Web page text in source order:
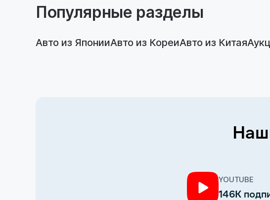
Популярные разделы
Авто из ЯпонииАвто из КореиАвто из Китая
YOUTUBE
146К